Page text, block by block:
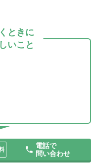
ときに
いこと
電話で
問い合わせ